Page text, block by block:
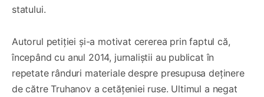
statului.
Autorul petiției și-a motivat cererea prin faptul că,
începând cu anul 2014, jurnaliștii au publicat în
repetate rânduri materiale despre presupusa deținere
de către Truhanov a cetățeniei ruse. Ultimul a negat